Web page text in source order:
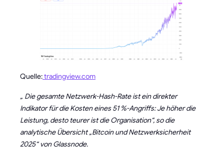
Quelle:tradingview.com
„ Die gesamte Netzwerk-Hash-Rate ist ein direkter
Indikator für die Kosten eines 51 %-Angriffs: Je höher die
Leistung, desto teurer ist die Organisation“, so die
analytische Übersicht „Bitcoin und Netzwerksicherheit
2025“ von Glassnode.